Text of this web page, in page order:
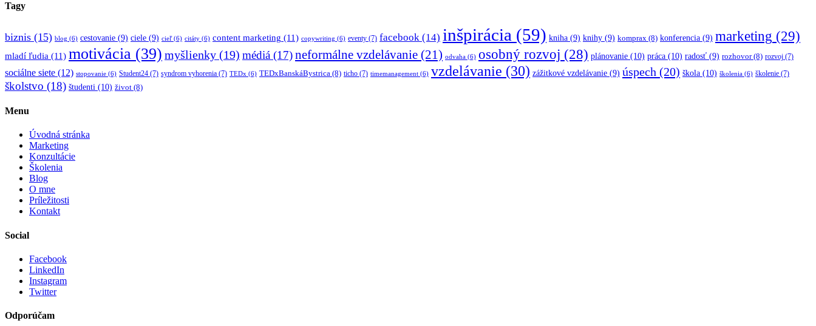
Tagy
biznis (15) blog (6) cestovanie (9) ciele (9) cieľ(6) citáty (6) content marketing (11) copywriting (6) eventy (7) facebook (14) inšpirácia (59) kniha (9) knihy (9) komprax (8) konferencia (9) marketing (29)
mladí ľudia (11) motivácia (39) myšlienky (19) médiá (17)neformálne vzdelávanie (21) odvaha (6) osobný rozvoj (28) plánovanie (10) práca (10) radosť (9) rozhovor(8) rozvoj (7)
sociálne siete (12) stopovanie (6) Student24 (7) syndrom vyhorenia (7) TEDx (6) TEDxBanskáBystrica (8) ticho (7) timemanagement (6) vzdelávanie (30) zážitkové vzdelávanie (9) úspech (20) škola (10) školenia (6) školenie (7)
školstvo (18) študenti (10) život (8)
Menu
Úvodná stránka
Marketing
Konzultácie
Školenia
Blog
O mne
Príležitosti
Kontakt
Social
Facebook
LinkedIn
Instagram
Twitter
Odporúčam